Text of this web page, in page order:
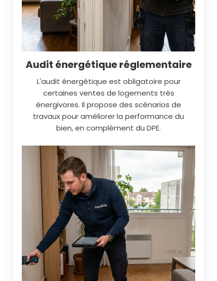
Audit énergétique réglementaire
L'audit énergétique est obligatoire pour
certaines ventes de logements très
énergivores. Il propose des scénarios de
travaux pour améliorer la performance du
bien, en complément du DPE.